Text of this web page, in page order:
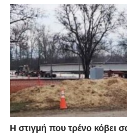
H στιγμή που τρένο κόβει